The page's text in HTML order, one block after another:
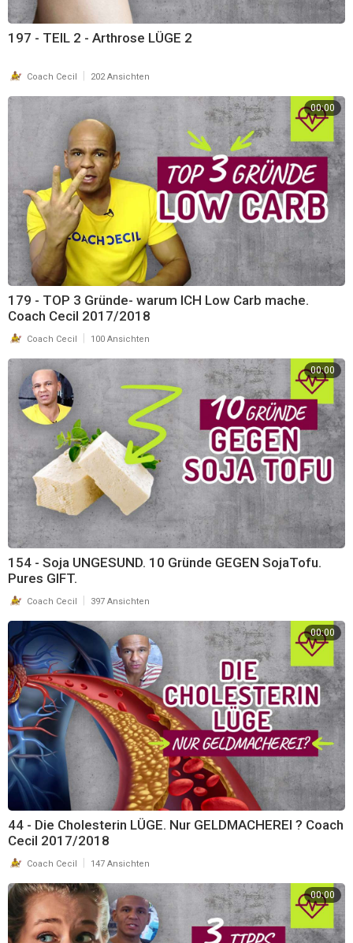
197 - TEIL 2 - Arthrose LÜGE 2
Coach Cecil 202 Ansichten
00:00
179 - TOP 3 Gründe- warum ICH Low Carb mache.
Coach Cecil 2017/2018
Coach Cecil 100 Ansichten
00:00
154 - Soja UNGESUND. 10 Gründe GEGEN SojaTofu.
Pures GIFT.
Coach Cecil 397 Ansichten
00:00
44 - Die Cholesterin LÜGE. Nur GELDMACHEREI ? Coach
Cecil 2017/2018
Coach Cecil 147 Ansichten
00:00